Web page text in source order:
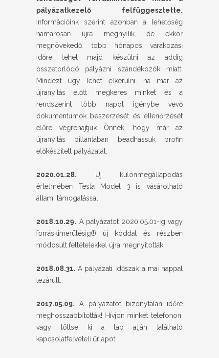
pályázatkezelő felfüggesztette.
Információink szerint azonban a lehetőség
hamarosan újra megnyílik, de ekkor
megnövekedő, több hónapos várakozási
időre lehet majd készülni az addig
összetorlódó pályázni szándékozók miatt.
Mindezt úgy lehet elkerülni, ha már az
újranyitás előtt megkeres minket és a
rendszerint több napot igénybe vevő
dokumentumok beszerzését és ellenőrzését
előre végrehajtjuk Önnek, hogy már az
újranyitás pillantában beadhassuk profin
előkészített pályázatát.
2020.01.28. Új különmegállapodás
értelmében Tesla Model 3 is vásárolható
állami támogatással!
2018.10.29. A pályázatot 2020.05.01-ig vagy
forráskimerülésig(!) új kóddal és részben
módosult feltételekkel újra megnyitották.
2018.08.31. A pályázati időszak a mai nappal
lezárult.
2017.05.09. A pályázatot bizonytalan időre
meghosszabbították! Hívjon minket telefonon,
vagy töltse ki a lap alján található
kapcsolatfelvételi űrlapot.